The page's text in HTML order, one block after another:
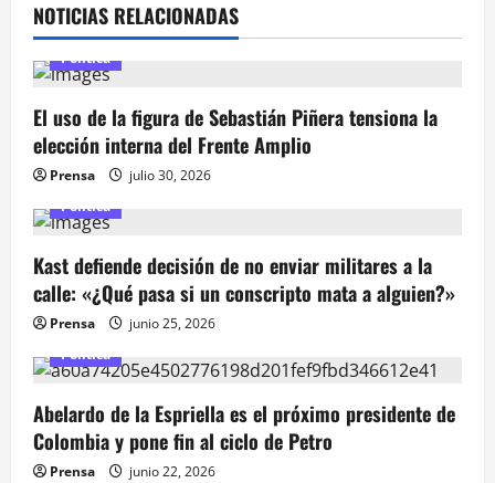
c
i
ó
n
d
e
e
n
t
r
NOTICIAS RELACIONADAS
Política
El uso de la figura de Sebastián Piñera tensiona la
elección interna del Frente Amplio
Prensa
julio 30, 2026
Política
Kast defiende decisión de no enviar militares a la
calle: «¿Qué pasa si un conscripto mata a alguien?»
Prensa
junio 25, 2026
Política
Abelardo de la Espriella es el próximo presidente de
Colombia y pone fin al ciclo de Petro
Prensa junio 22, 2026